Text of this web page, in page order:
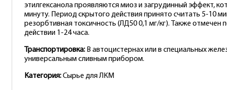
этилгексанола проявляются миоз и загрудинный эффект,
минуту. Период скрытого действия принято считать 5-10
резорбтивная токсичность (ЛД50 0,1 мг/кг). Также
действии 1-24 часа.
Транспортировка: В автоцистернах или в специальных
универсальным сливным прибором.
Категория:Сырье для ЛКМ